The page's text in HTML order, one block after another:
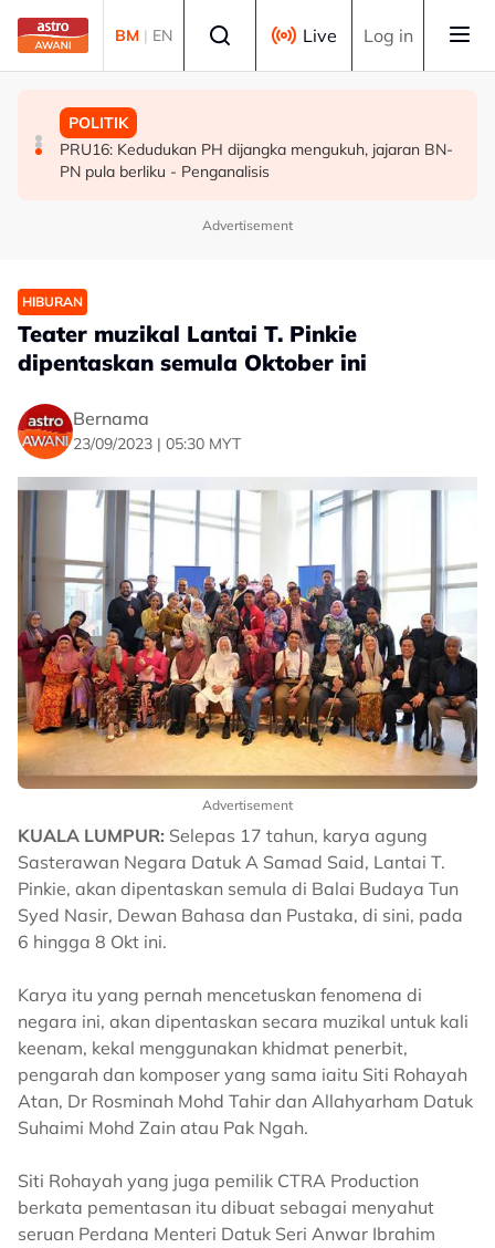
Skip to main content
BM | EN Live Log in
MALAYSIA
MAG wajibkan saringan dadah 1,260 juruterbang
Malaysia Airlines
POLITIK
PRU16: Kedudukan PH dijangka mengukuh, jajaran BN-
PN pula berliku - Penganalisis
POLITIK
[TERKINI] 10 ADUN BN-PN dilantik Exco, terajui
pentadbiran Negeri Sembilan
Advertisement
HIBURAN
Teater muzikal Lantai T. Pinkie
dipentaskan semula Oktober ini
Bernama
23/09/2023 | 05:30 MYT
Advertisement
KUALA LUMPUR: Selepas 17 tahun, karya agung
Sasterawan Negara Datuk A Samad Said, Lantai T.
Pinkie, akan dipentaskan semula di Balai Budaya Tun
Syed Nasir, Dewan Bahasa dan Pustaka, di sini, pada
6 hingga 8 Okt ini.
Karya itu yang pernah mencetuskan fenomena di
negara ini, akan dipentaskan secara muzikal untuk kali
keenam, kekal menggunakan khidmat penerbit,
pengarah dan komposer yang sama iaitu Siti Rohayah
Atan, Dr Rosminah Mohd Tahir dan Allahyarham Datuk
Suhaimi Mohd Zain atau Pak Ngah.
Siti Rohayah yang juga pemilik CTRA Production
berkata pementasan itu dibuat sebagai menyahut
seruan Perdana Menteri Datuk Seri Anwar Ibrahim